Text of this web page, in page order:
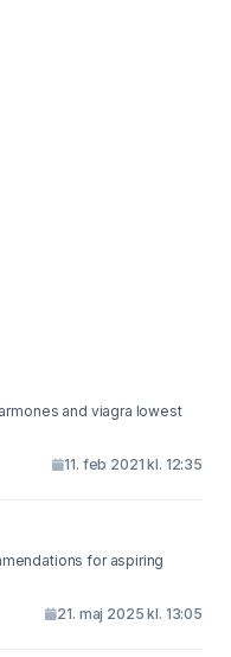
and viagra lowest
11. feb 2021 kl. 12:35
for aspiring
21. maj 2025 kl. 13:05